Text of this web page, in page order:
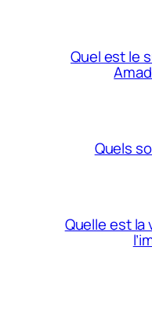
Quel est le
Quels
Quelle est la